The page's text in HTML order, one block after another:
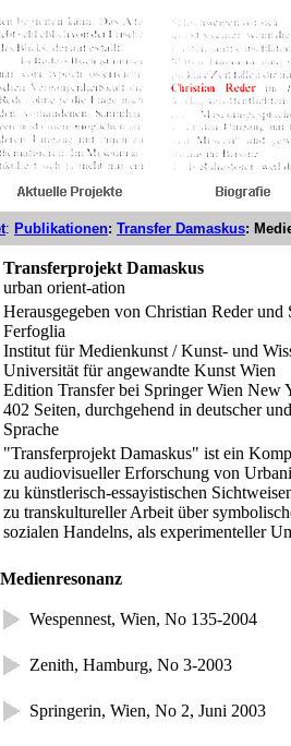
: Publikationen: Transfer Damaskus:
Transferprojekt Damaskus
urban orient-ation
Herausgegeben von Christian Reder und
Ferfoglia
Institut für Medienkunst / Kunst- und
Universität für angewandte Kunst Wien
Edition Transfer bei Springer Wien New
402 Seiten, durchgehend in deutscher
Sprache
"Transferprojekt Damaskus" ist ein
zu audiovisueller Erforschung von
zu künstlerisch-essayistischen
zu transkultureller Arbeit über
sozialen Handelns, als experimenteller
Medienresonanz
Wespennest, Wien, No 135-2004
Zenith, Hamburg, No 3-2003
Springerin, Wien, No 2, Juni 2003